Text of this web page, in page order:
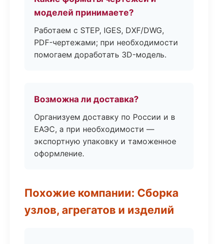
моделей принимаете?
Работаем с STEP, IGES, DXF/DWG,
PDF-чертежами; при необходимости
помогаем доработать 3D-модель.
Возможна ли доставка?
Организуем доставку по России и в
ЕАЭС, а при необходимости —
экспортную упаковку и таможенное
оформление.
Похожие компании: Сборка
узлов, агрегатов и изделий